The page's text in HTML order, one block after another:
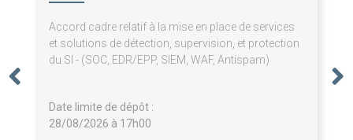
Accord cadre relatif à la mise en place de services
et solutions de détection, supervision, et protection
du SI - (SOC, EDR/EPP, SIEM, WAF, Antispam)
Date limite de dépôt :
28/08/2026 à 17h00